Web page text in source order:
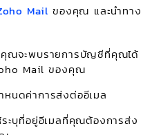
Mail ของคุณ และนำทาง
คุณจะพบรายการบัญชีที่คุณได้
Mail ของคุณ​
นดค่าการส่งต่ออีเมล
ระบุที่อยู่อีเมลที่คุณต้องการส่ง